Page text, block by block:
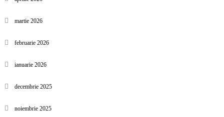
martie 2026
februarie 2026
ianuarie 2026
decembrie 2025
noiembrie 2025